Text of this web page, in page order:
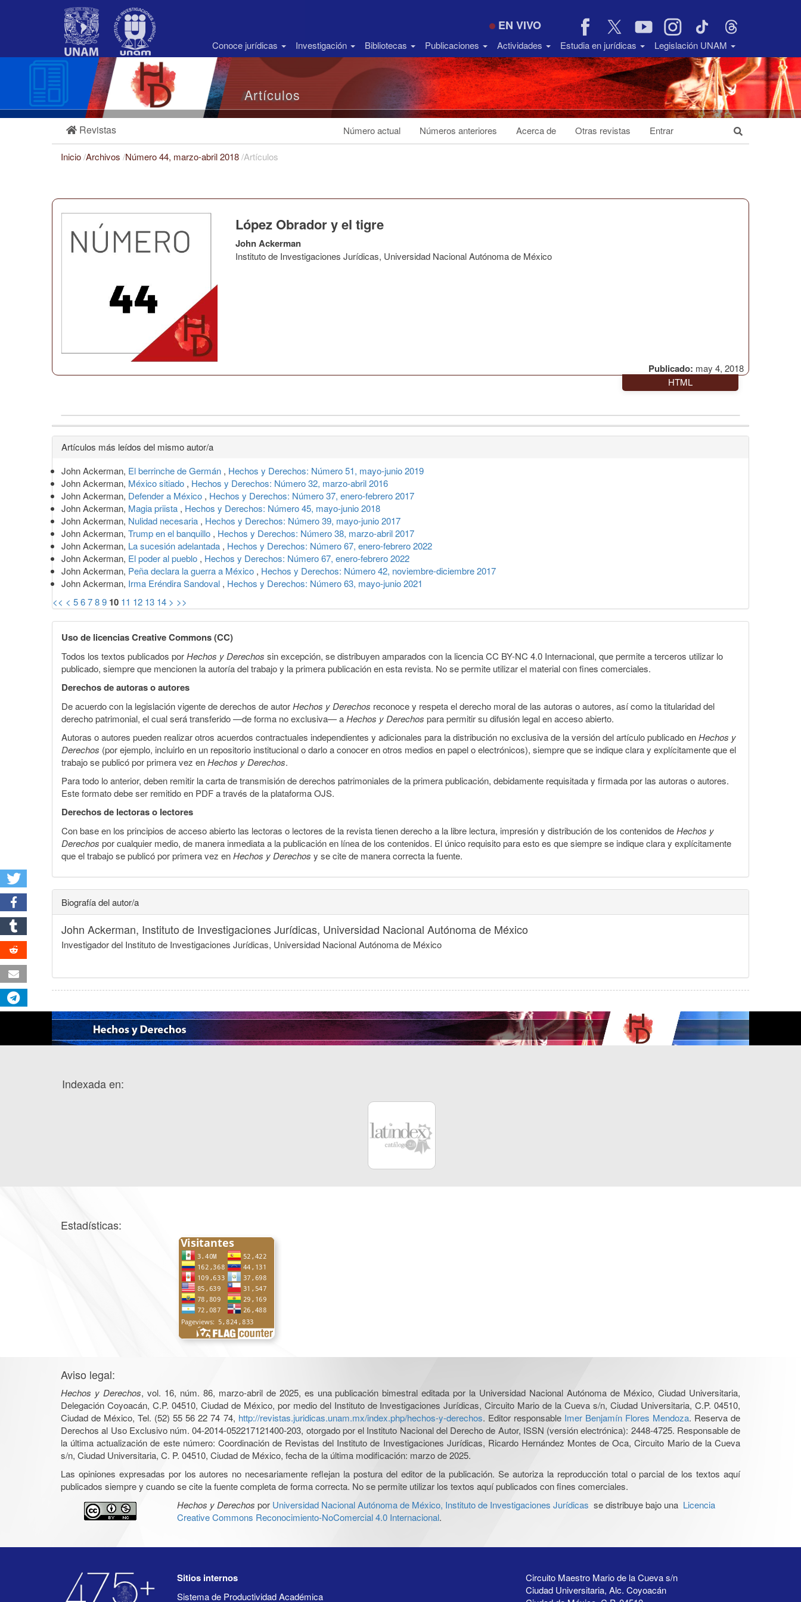
Barra
EN VIVO
Conoce jurídicas Investigación Bibliotecas Publicaciones Actividades Estudia en jurídicas Legislación UNAM
Artículos
Revistas Número actual Números anteriores Acerca de Otras revistas Entrar
Inicio/Archivos /Número 44, marzo-abril 2018/Artículos
Publicado: may 4, 2018
López Obrador y el tigre
John Ackerman
Instituto de Investigaciones Jurídicas, Universidad Nacional Autónoma de México
HTML
Detalles
del
artículo
Artículos más leídos del mismo autor/a
John Ackerman, El berrinche de Germán , Hechos y Derechos: Número 51, mayo-junio 2019
John Ackerman, México sitiado , Hechos y Derechos: Número 32, marzo-abril 2016
John Ackerman, Defender a México , Hechos y Derechos: Número 37, enero-febrero 2017
John Ackerman, Magia priista , Hechos y Derechos: Número 45, mayo-junio 2018
John Ackerman, Nulidad necesaria , Hechos y Derechos: Número 39, mayo-junio 2017
John Ackerman, Trump en el banquillo , Hechos y Derechos: Número 38, marzo-abril 2017
John Ackerman, La sucesión adelantada , Hechos y Derechos: Número 67, enero-febrero 2022
John Ackerman, El poder al pueblo , Hechos y Derechos: Número 67, enero-febrero 2022
John Ackerman, Peña declara la guerra a México , Hechos y Derechos: Número 42, noviembre-diciembre 2017
John Ackerman, Irma Eréndira Sandoval , Hechos y Derechos: Número 63, mayo-junio 2021
<< < 56789 10 11 12 13 14 > >>
Uso de licencias Creative Commons (CC)
Todos los textos publicados porHechos y Derechos sin excepción, se distribuyen amparados con la licencia CC BY-NC 4.0 Internacional, que permite a terceros utilizar lo
publicado, siempre que mencionen la autoría del trabajo y la primera publicación en esta revista. No se permite utilizar el material con fines comerciales.
Derechos de autoras o autores
De acuerdo con la legislación vigente de derechos de autorHechos y Derechos reconoce y respeta el derecho moral de las autoras o autores, así como la titularidad del
derecho patrimonial, el cual será transferido —de forma no exclusiva— aHechos y Derechos para permitir su difusión legal en acceso abierto.
Autoras o autores pueden realizar otros acuerdos contractuales independientes y adicionales para la distribución no exclusiva de la versión del artículo publicado enHechos y
Derechos (por ejemplo, incluirlo en un repositorio institucional o darlo a conocer en otros medios en papel o electrónicos), siempre que se indique clara y explícitamente que el
trabajo se publicó por primera vez enHechos y Derechos.
Para todo lo anterior, deben remitir la carta de transmisión de derechos patrimoniales de la primera publicación, debidamente requisitada y firmada por las autoras o autores.
Este formato debe ser remitido en PDF a través de la plataforma OJS.
Derechos de lectoras o lectores
Con base en los principios de acceso abierto las lectoras o lectores de la revista tienen derecho a la libre lectura, impresión y distribución de los contenidos deHechos y
Derechos por cualquier medio, de manera inmediata a la publicación en línea de los contenidos. El único requisito para esto es que siempre se indique clara y explícitamente
que el trabajo se publicó por primera vez enHechos y Derechos y se cite de manera correcta la fuente.
Biografía del autor/a
John Ackerman, Instituto de Investigaciones Jurídicas, Universidad Nacional Autónoma de México
Investigador del Instituto de Investigaciones Jurídicas, Universidad Nacional Autónoma de México
Indexada en:
Estadísticas:
Aviso legal:
Hechos y Derechos, vol. 16, núm. 86, marzo-abril de 2025, es una publicación bimestral editada por la Universidad Nacional Autónoma de México, Ciudad Universitaria,
Delegación Coyoacán, C.P. 04510, Ciudad de México, por medio del Instituto de Investigaciones Jurídicas, Circuito Mario de la Cueva s/n, Ciudad Universitaria, C.P. 04510,
Ciudad de México, Tel. (52) 55 56 22 74 74, http://revistas.juridicas.unam.mx/index.php/hechos-y-derechos. Editor responsable Imer Benjamín Flores Mendoza. Reserva de
Derechos al Uso Exclusivo núm. 04-2014-052217121400-203, otorgado por el Instituto Nacional del Derecho de Autor, ISSN (versión electrónica): 2448-4725. Responsable de
la última actualización de este número: Coordinación de Revistas del Instituto de Investigaciones Jurídicas, Ricardo Hernández Montes de Oca, Circuito Mario de la Cueva
s/n, Ciudad Universitaria, C. P. 04510, Ciudad de México, fecha de la última modificación: marzo de 2025.
Las opiniones expresadas por los autores no necesariamente reflejan la postura del editor de la publicación. Se autoriza la reproducción total o parcial de los textos aquí
publicados siempre y cuando se cite la fuente completa de forma correcta. No se permite utilizar los textos aquí publicados con fines comerciales.
Hechos y Derechos por Universidad Nacional Autónoma de México, Instituto de Investigaciones Jurídicas se distribuye bajo una Licencia
Creative Commons Reconocimiento-NoComercial 4.0 Internacional.
Sitios internos
Sistema de Productividad Académica
Circuito Maestro Mario de la Cueva s/n
Ciudad Universitaria, Alc. Coyoacán